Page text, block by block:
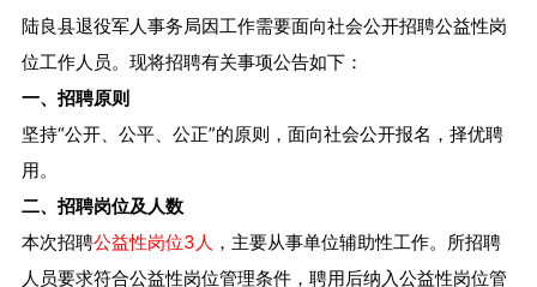
陆良县退役军人事务局因工作需要面向社会公开招聘公益性岗
位工作人员。现将招聘有关事项公告如下：
一、招聘原则
坚持“公开、公平、公正”的原则，面向社会公开报名，择优聘
用。
二、招聘岗位及人数
本次招聘公益性岗位3人 ，主要从事单位辅助性工作。所招聘
人员要求符合公益性岗位管理条件，聘用后纳入公益性岗位管